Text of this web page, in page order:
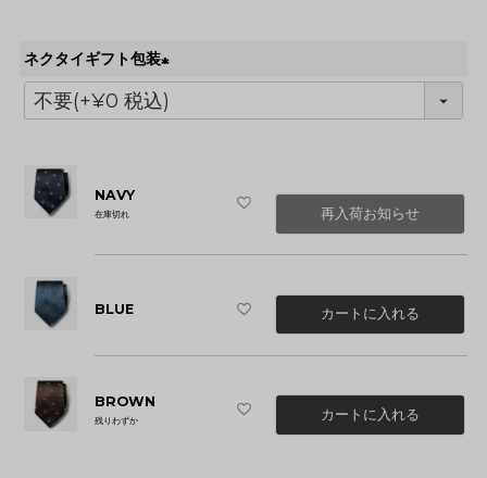
ネクタイギフト包装
(
必
NAVY
在庫切れ 再入荷お知らせ
BLUE カートに入れる
BROWN
残りわずか カートに入れる